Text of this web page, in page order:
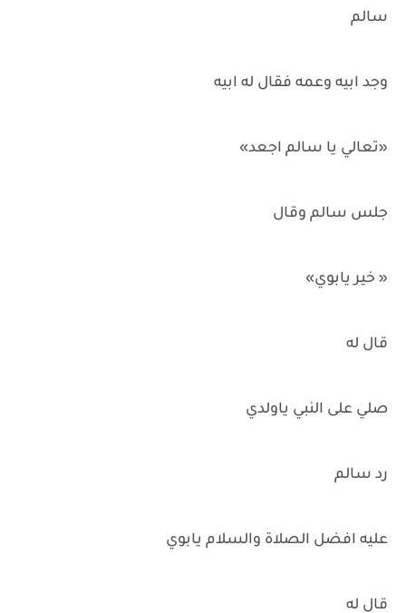
سالم
وجد ابيه وعمه فقال له ابيه
«تعالي يا سالم اجعد»
جلس سالم وقال
« خير يابوي»
قال له
صلي على النبي ياولدي
رد سالم
عليه افضل الصلاة والسلام يابوي
قال له